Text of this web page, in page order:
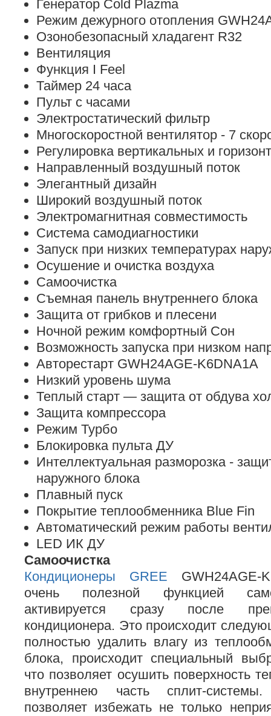
Генератор Cold Plazma
Режим дежурного отопления
Озонобезопасный хладагент R32
Вентиляция
Функция I Feel
Таймер 24 часа
Пульт с часами
Электростатический фильтр
Многоскоростной вентилятор - 7
Регулировка вертикальных и
Направленный воздушный поток
Элегантный дизайн
Широкий воздушный поток
Электромагнитная совместимость
Система самодиагностики
Запуск при низких температурах
Осушение и очистка воздуха
Самоочистка
Съемная панель внутреннего блока
Защита от грибков и плесени
Ночной режим комфортный Сон
Возможность запуска при низком
Авторестарт GWH24AGE-K6DNA1A
Низкий уровень шума
Теплый старт — защита от обдува
Защита компрессора
Режим Турбо
Блокировка пульта ДУ
Интеллектуальная разморозка -
наружного блока
Плавный пуск
Покрытие теплообменника Blue Fin
Автоматический режим работы
LED ИК ДУ
Самоочистка
Кондиционеры GREE GWH24AGE-
очень полезной функцией
активируется сразу после
кондиционера. Это происходит
полностью удалить влагу из
блока, происходит специальный
что позволяет осушить поверхность
внутреннею часть сплит-
позволяет избежать не только